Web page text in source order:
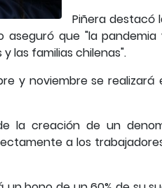
Piñera destacó
que "la pandemia
las familias chilenas".
y noviembre se
la creación de un
a los